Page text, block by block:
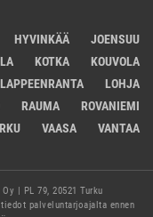
HYVINKÄÄ
JOENSUU
KOTKA
KOUVOLA
LAPPEENRANTA
LOHJA
RAUMA
ROVANIEMI
VAASA VANTAA
| PL 79, 20521 Turku
palveluntarjoajalta ennen